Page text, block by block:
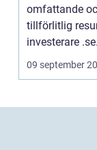
omfattande
tillförlitlig
investerare .se
aktiekurser: En
komple...
09 september